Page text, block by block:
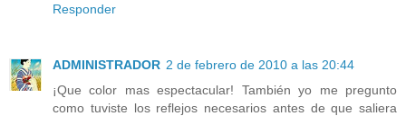
Responder
ADMINISTRADOR 2 de febrero de 2010 a las 20:44
¡Que color mas espectacular! También yo me pregunto
como tuviste los reflejos necesarios antes de que saliera